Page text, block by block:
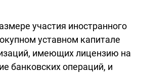
участия иностранного
уставном капитале
имеющих лицензию на
банковских операций, и